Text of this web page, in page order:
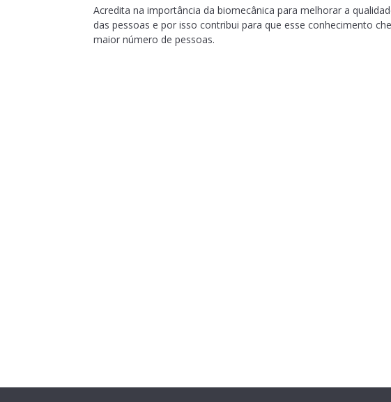
Acredita na importância da biomecânica para melhorar a
das pessoas e por isso contribui para que esse conhecimento
maior número de pessoas.